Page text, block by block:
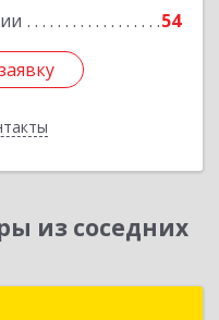
54
из соседних